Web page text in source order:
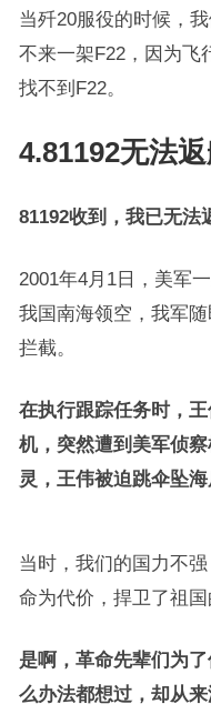
当歼20服役的时候，
不来一架F22，因为飞
找不到F22。
4.81192无法
81192收到，我已无法
2001年4月1日，美军
我国南海领空，我军
拦截。
在执行跟踪任务时，
机，突然遭到美军侦
灵，王伟被迫跳伞坠
当时，我们的国力不
命为代价，捍卫了祖国
是啊，革命先辈们为
么办法都想过，却从来